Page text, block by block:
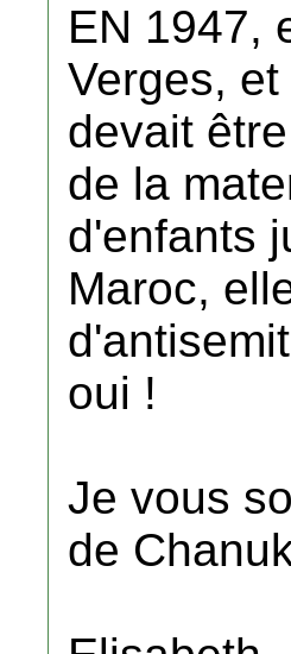
EN 1947,
Verges,
devait
de la
d'enfants
Maroc,
oui !
Je vous
de